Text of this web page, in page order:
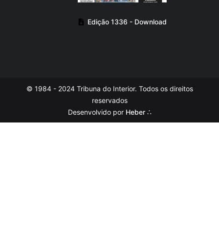
Edição 1336 - Download
© 1984 - 2024 Tribuna do Interior. Todos os direitos
reservados
Desenvolvido por Heber ∴